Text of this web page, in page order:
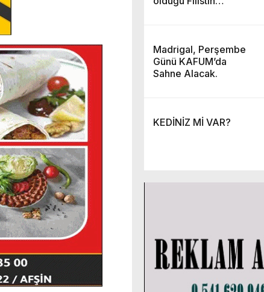
Madrigal, Perşembe
Günü KAFUM’da
Sahne Alacak.
KEDİNİZ Mİ VAR?